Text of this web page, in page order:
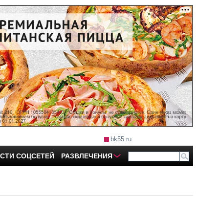
bk55.ru
СОЦСЕТЕЙ РАЗВЛЕЧЕНИЯ